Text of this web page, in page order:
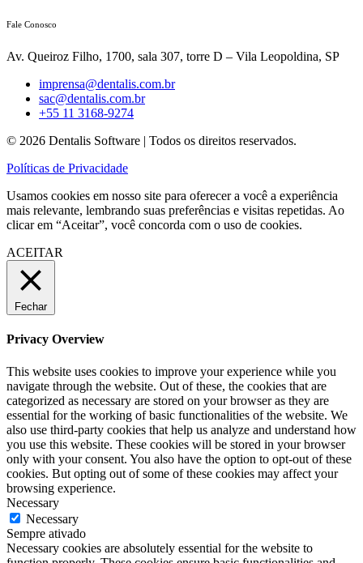
Fale Conosco
Av. Queiroz Filho, 1700, sala 307, torre D – Vila Leopoldina, SP
imprensa@dentalis.com.br
sac@dentalis.com.br
+55 11 3168-9274
© 2026 Dentalis Software | Todos os direitos reservados.
Políticas de Privacidade
Usamos cookies em nosso site para oferecer a você a experiência
mais relevante, lembrando suas preferências e visitas repetidas. Ao
clicar em “Aceitar”, você concorda com o uso de cookies.
ACEITAR
Fechar
Privacy Overview
This website uses cookies to improve your experience while you
navigate through the website. Out of these, the cookies that are
categorized as necessary are stored on your browser as they are
essential for the working of basic functionalities of the website. We
also use third-party cookies that help us analyze and understand how
you use this website. These cookies will be stored in your browser
only with your consent. You also have the option to opt-out of these
cookies. But opting out of some of these cookies may affect your
browsing experience.
Necessary
Necessary
Sempre ativado
Necessary cookies are absolutely essential for the website to